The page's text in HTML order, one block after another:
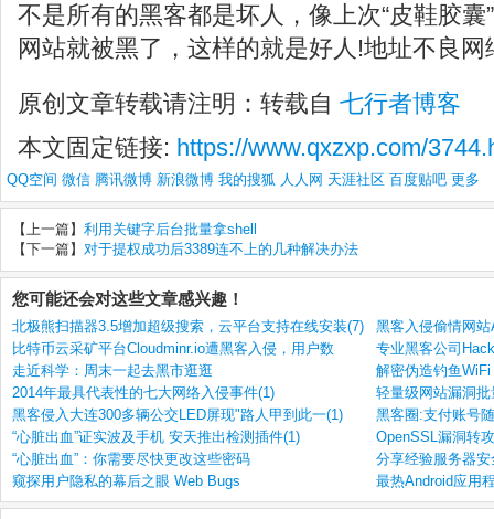
不是所有的黑客都是坏人，像上次“皮鞋胶
网站就被黑了，这样的就是好人!地址不良
原创文章转载请注明：转载自 七行者博客
本文固定链接: https://www.qxzxp.com/
QQ空间 微信 腾讯微博 新浪微博 我的搜狐 人人网 天涯社区 百度贴吧 更多
【上一篇】 利用关键字后台批量拿shell
【下一篇】 对于提权成功后3389连不上的几种解决办法
您可能还会对这些文章感兴趣！
北极熊扫描器3.5增加超级搜索，云平台支持在线安装(7)
黑客入侵偷情网
比特币云采矿平台Cloudminr.io遭黑客入侵，用户数
专业黑客公司
走近科学：周末一起去黑市逛逛
解密伪造钓鱼
2014年最具代表性的七大网络入侵事件(1)
轻量级网站漏洞
黑客侵入大连300多辆公交LED屏现"路人甲到此一(1)
黑客圈:支付账号
“心脏出血”证实波及手机 安天推出检测插件(1)
OpenSSL漏洞转
“心脏出血”：你需要尽快更改这些密码
分享经验服务器
窥探用户隐私的幕后之眼 Web Bugs
最热Android应用